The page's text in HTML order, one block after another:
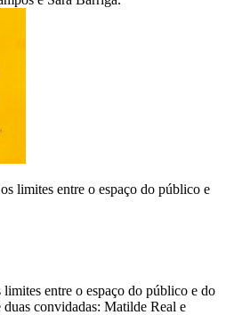
limites entre o espaço do público e
limites entre o espaço do público e do
duas convidadas: Matilde Real e